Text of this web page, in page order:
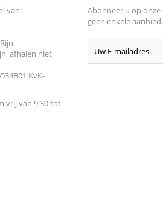
van:
afhalen niet
KvK-
vrij van 9:30 tot
Abonneer u op
geen enkele